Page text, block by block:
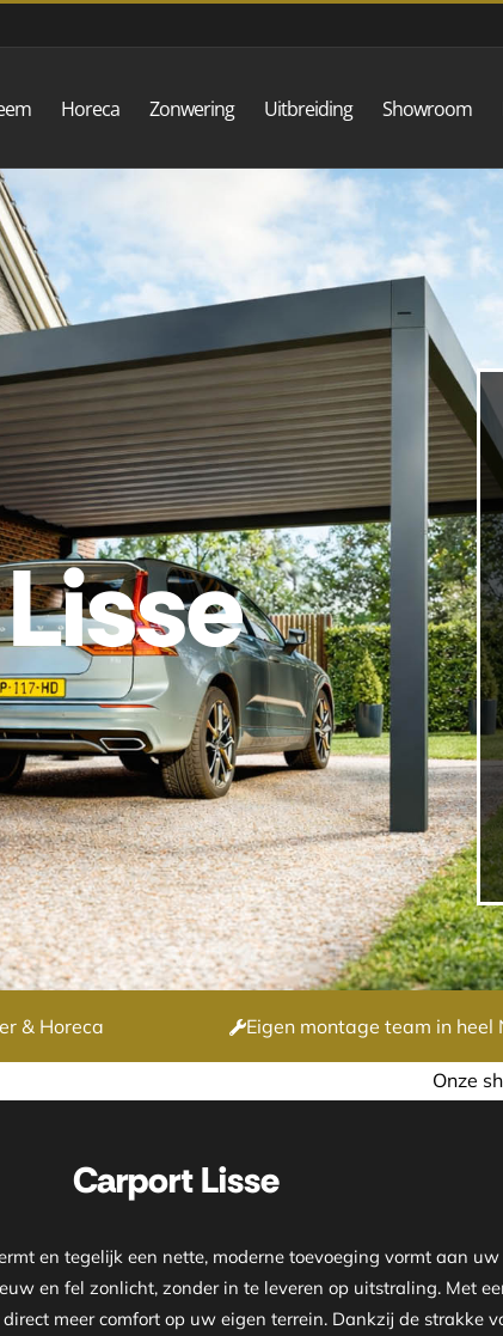
Horeca Zonwering Uitbreiding Showroom
& Horeca Eigen montage team in heel
Onze showroom is geopend
Carport Lisse
en tegelijk een nette, moderne toevoeging vormt aan
en fel zonlicht, zonder in te leveren op uitstraling. Met
meer comfort op uw eigen terrein. Dankzij de strakke